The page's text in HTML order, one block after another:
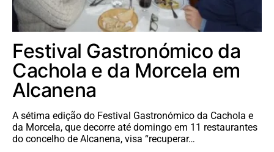
Festival Gastronómico da
Cachola e da Morcela em
Alcanena
A sétima edição do Festival Gastronómico da Cachola e
da Morcela, que decorre até domingo em 11 restaurantes
do concelho de Alcanena, visa “recuperar…